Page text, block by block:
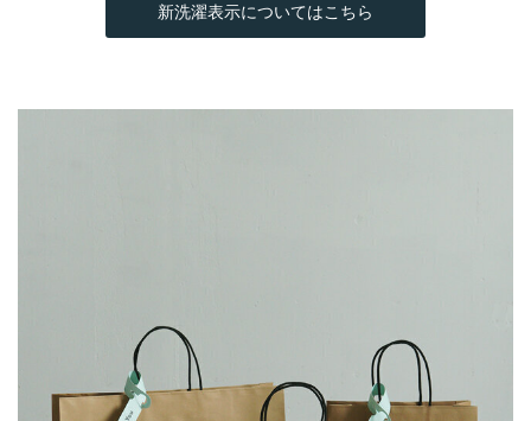
新洗濯表示についてはこちら